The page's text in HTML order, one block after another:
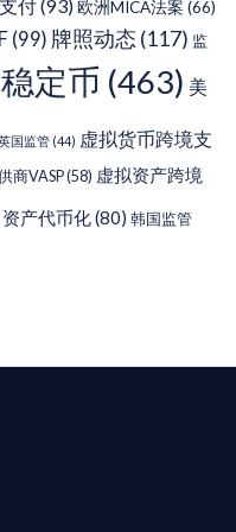
付(93)欧洲MICA法案 (66)
(99) 牌照动态 (117) 监
稳定币 (463) 美
国监管 (44) 虚拟货币跨境支
商VASP(58) 虚拟资产跨境
资产代币化(80) 韩国监管